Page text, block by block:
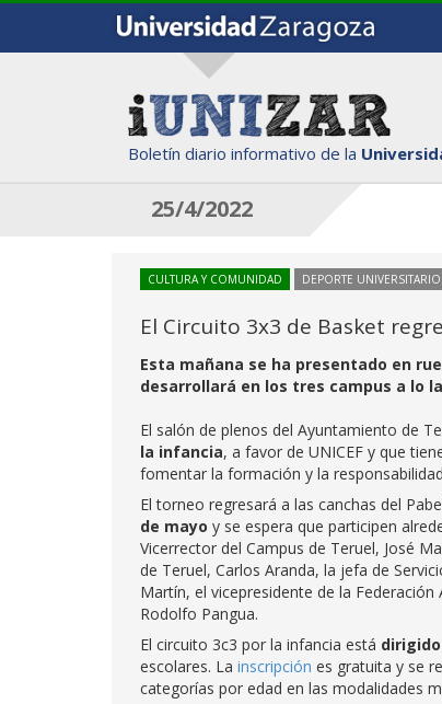
Boletín diario informativo de la
25/4/2022
CULTURA Y COMUNIDAD DEPORTE UNIVERSITARIO
El Circuito 3x3 de Basket
Esta mañana se ha presentado en
desarrollará en los tres campus a lo
El salón de plenos del Ayuntamiento de
la infancia, a favor de UNICEF y que
fomentar la formación y la
El torneo regresará a las canchas del
de mayo y se espera que participen
Vicerrector del Campus de Teruel, José
de Teruel, Carlos Aranda, la jefa de
Martín, el vicepresidente de la
Rodolfo Pangua.
El circuito 3c3 por la infancia está
escolares. La inscripción es gratuita y se
categorías por edad en las modalidades